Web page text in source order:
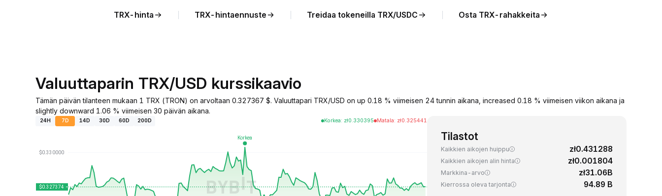
TRX-hinta TRX-hintaennuste Treidaa tokeneilla TRX/USDC Osta TRX-rahakkeita
Valuuttaparin TRX/USD kurssikaavio
Tämän päivän tilanteen mukaan 1 TRX (TRON) on arvoltaan 0.327367 $. Valuuttapari TRX/USD on up 0.18 % viimeisen 24 tunnin aikana, increased 0.18 % viimeisen viikon aikana ja
slightly downward 1.06 % viimeisen 30 päivän aikana.
24H 7D 14D 30D 60D 200D Korkea: zł0.330395 Matala: zł0.325441
Tilastot
Kaikkien aikojen huippu zł0.431288
Kaikkien aikojen alin hinta zł0.001804
Markkina-arvo zł31.06B
Kierrossa oleva tarjonta 94.89 B